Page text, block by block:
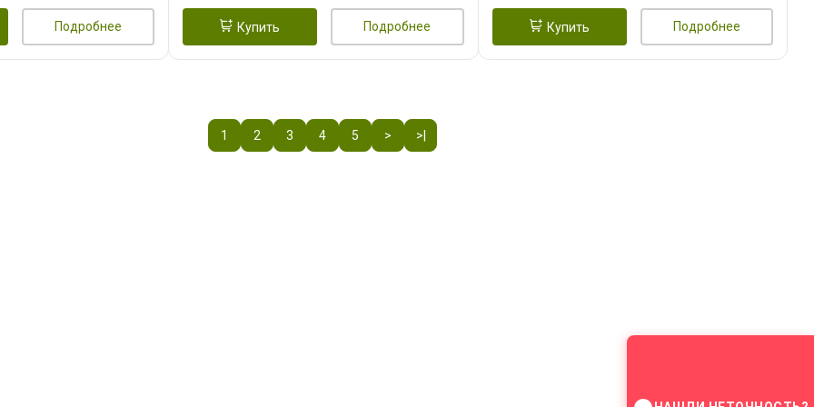
Подробнее Купить Подробнее
|E.I.P.0000163|
Купить Подробнее
1 2 3 4 5 > >|